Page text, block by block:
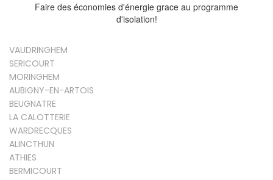
Faire des économies d'énergie grace au programme
d'isolation!
VAUDRINGHEM
SERICOURT
MORINGHEM
AUBIGNY-EN-ARTOIS
BEUGNATRE
LA CALOTTERIE
WARDRECQUES
ALINCTHUN
ATHIES
BERMICOURT